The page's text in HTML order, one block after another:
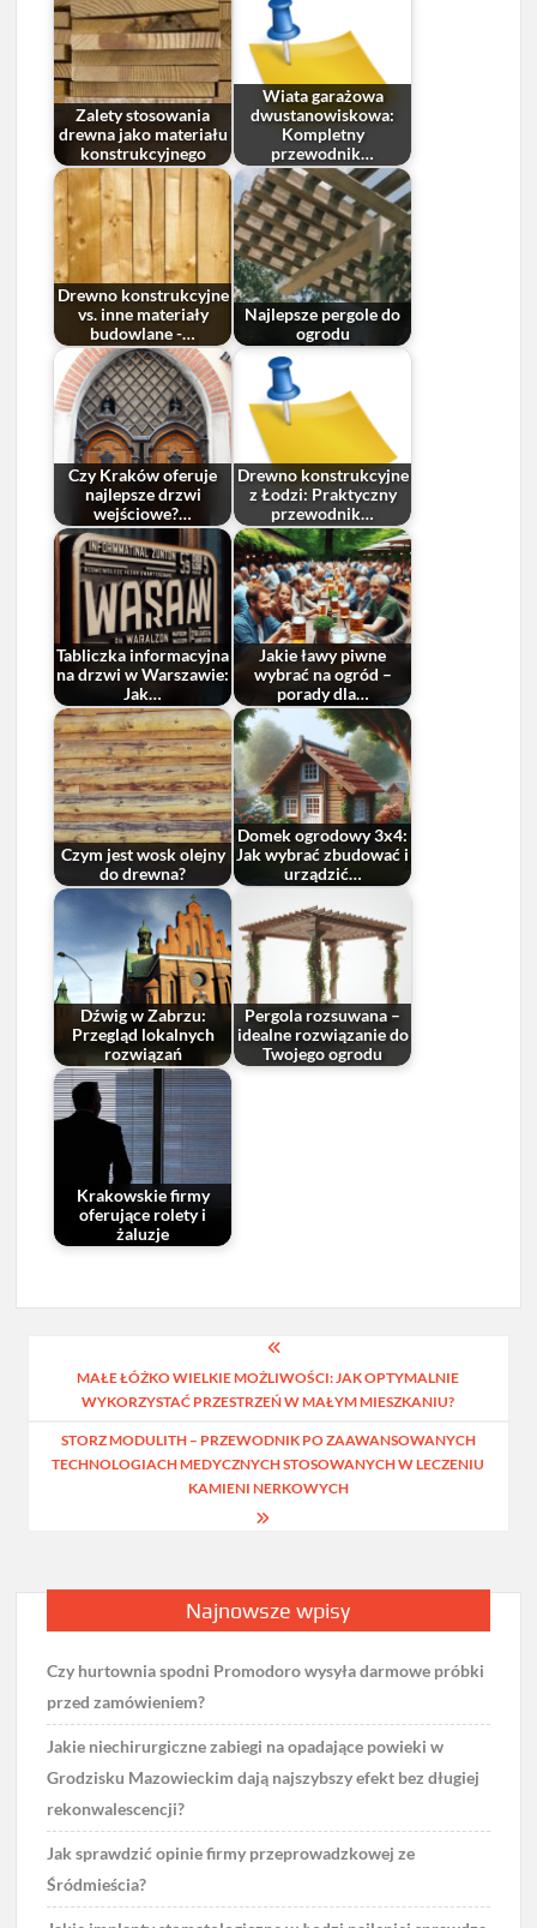
Zalety stosowania
drewna jako materiału
konstrukcyjnego
Wiata garażowa
dwustanowiskowa:
Kompletny
przewodnik…
Drewno konstrukcyjne
vs. inne materiały
budowlane -…
Najlepsze pergole do
ogrodu
Czy Kraków oferuje
najlepsze drzwi
wejściowe?…
Drewno konstrukcyjne
z Łodzi: Praktyczny
przewodnik…
Tabliczka informacyjna
na drzwi w Warszawie:
Jak…
Jakie ławy piwne
wybrać na ogród –
porady dla…
Czym jest wosk olejny
do drewna?
Domek ogrodowy 3x4:
Jak wybrać zbudować i
urządzić…
Dźwig w Zabrzu:
Przegląd lokalnych
rozwiązań
Pergola rozsuwana –
idealne rozwiązanie do
Twojego ogrodu
Krakowskie firmy
oferujące rolety i
żaluzje
wpisuMAŁE ŁÓŻKO WIELKIE MOŻLIWOŚCI: JAK OPTYMALNIE
WYKORZYSTAĆ PRZESTRZEŃ W MAŁYM MIESZKANIU?
STORZ MODULITH – PRZEWODNIK PO ZAAWANSOWANYCH
TECHNOLOGIACH MEDYCZNYCH STOSOWANYCH W LECZENIU
KAMIENI NERKOWYCH
Najnowsze wpisy
Czy hurtownia spodni Promodoro wysyła darmowe próbki
przed zamówieniem?
Jakie niechirurgiczne zabiegi na opadające powieki w
Grodzisku Mazowieckim dają najszybszy efekt bez długiej
rekonwalescencji?
Jak sprawdzić opinie firmy przeprowadzkowej ze
Śródmieścia?